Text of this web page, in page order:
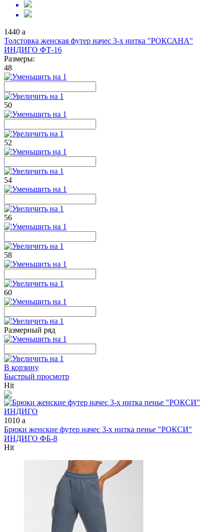
1440 a
Толстовка женская футер начес 3-х нитка "РОКСАНА"
ИНДИГО ФТ-16
Размеры:
48
50
52
54
56
58
60
Размерный ряд
В корзину
Быстрый просмотр
Hit
1010 a
Брюки женские футер начес 3-х нитка пенье "РОКСИ"
ИНДИГО ФБ-8
Hit